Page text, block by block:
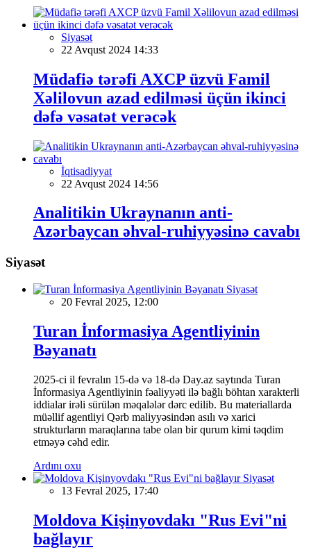
Siyasət
22 Avqust 2024 14:33
Müdafiə tərəfi AXCP üzvü Famil
Xəlilovun azad edilməsi üçün ikinci
dəfə vəsatət verəcək
İqtisadiyyat
22 Avqust 2024 14:56
Analitikin Ukraynanın anti-
Azərbaycan əhval-ruhiyyəsinə cavabı
Siyasət
Siyasət
20 Fevral 2025, 12:00
Turan İnformasiya Agentliyinin
Bəyanatı
2025-ci il fevralın 15-də və 18-də Day.az saytında Turan
İnformasiya Agentliyinin fəaliyyəti ilə bağlı böhtan xarakterli
iddialar irəli sürülən məqalələr dərc edilib. Bu materiallarda
müəllif agentliyi Qərb maliyyəsindən asılı və xarici
strukturların maraqlarına tabe olan bir qurum kimi təqdim
etməyə cəhd edir.
Ardını oxu
Siyasət
13 Fevral 2025, 17:40
Moldova Kişinyovdakı "Rus Evi"ni
bağlayır